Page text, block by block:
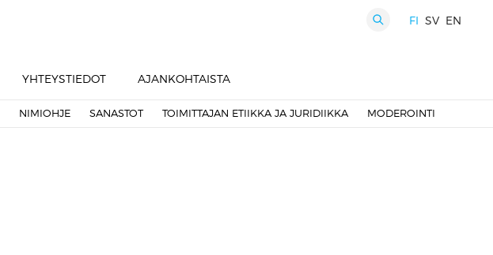
FI SV EN
NIMIOHJE SANASTOT TOIMITTAJAN ETIIKKA JA JURIDIIKKA MODEROINTI
YHTEYSTIEDOT AJANKOHTAISTA